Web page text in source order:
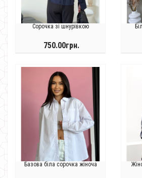
Сорочка зі шнурівкою
750.00грн.
Базова біла сорочка жіноча